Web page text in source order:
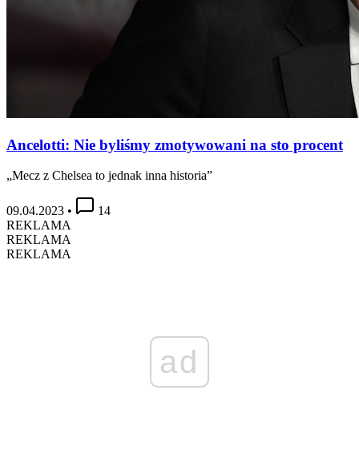
Ancelotti: Nie byliśmy zmotywowani na sto procent
„Mecz z Chelsea to jednak inna historia”
09.04.2023 •
14
REKLAMA
REKLAMA
REKLAMA
ad